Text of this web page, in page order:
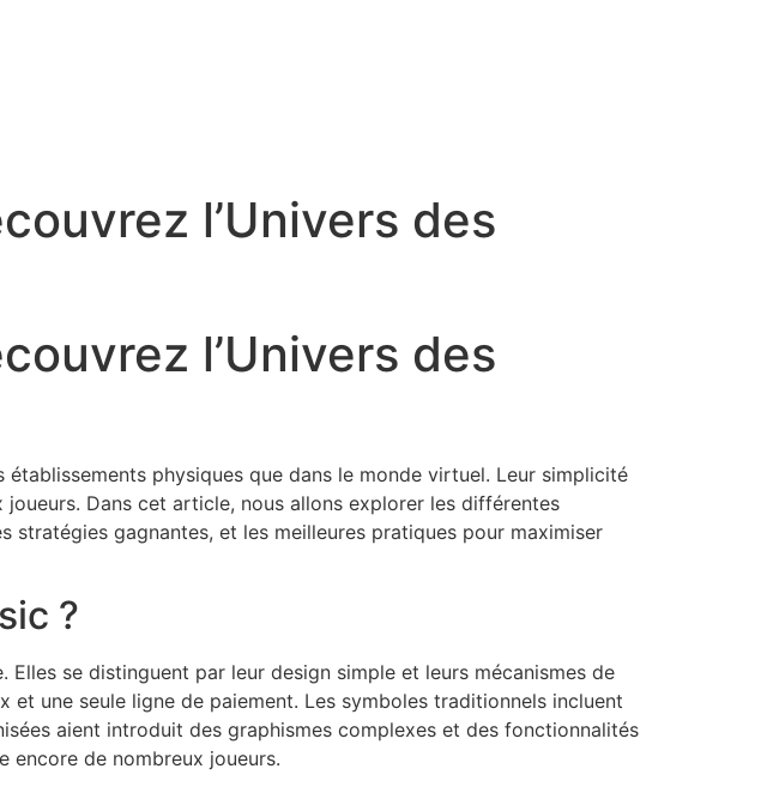
l’Univers des
l’Univers des
physiques que dans le monde virtuel. Leur simplicité
Dans cet article, nous allons explorer les différentes
stratégies gagnantes, et les meilleures pratiques pour maximiser
?
se distinguent par leur design simple et leurs mécanismes de
une seule ligne de paiement. Les symboles traditionnels incluent
aient introduit des graphismes complexes et des fonctionnalités
encore de nombreux joueurs.